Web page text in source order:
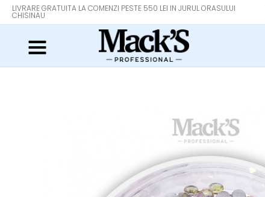
LIVRARE GRATUITA LA COMENZI PESTE 550 LEI IN JURUL ORASULUI
CHISINAU